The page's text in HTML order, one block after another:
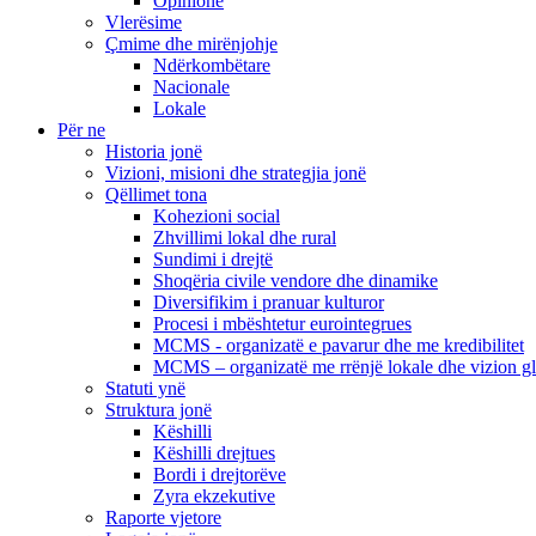
Vlerësime
Çmime dhe mirënjohje
Ndërkombëtare
Nacionale
Lokale
Për ne
Historia jonë
Vizioni, misioni dhe strategjia jonë
Qëllimet tona
Kohezioni social
Zhvillimi lokal dhe rural
Sundimi i drejtë
Shoqëria civile vendore dhe dinamike
Diversifikim i pranuar kulturor
Procesi i mbështetur eurointegrues
MCMS - organizatë e pavarur dhe me kredibilitet
MCMS – organizatë me rrënjë lokale dhe vizion
Statuti ynë
Struktura jonë
Këshilli
Këshilli drejtues
Bordi i drejtorëve
Zyra ekzekutive
Raporte vjetore